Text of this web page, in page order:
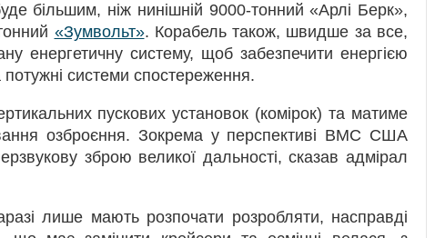
більшим, ніж нинішній 9000-тонний «Арлі Берк»,
«Зумвольт». Корабель також, швидше за все,
енергетичну систему, щоб забезпечити енергією
системи спостереження.
пускових установок (комірок) та матиме
озброєння. Зокрема у перспективі ВМС США
зброю великої дальності, сказав адмірал
лише мають розпочати розробляти, насправді